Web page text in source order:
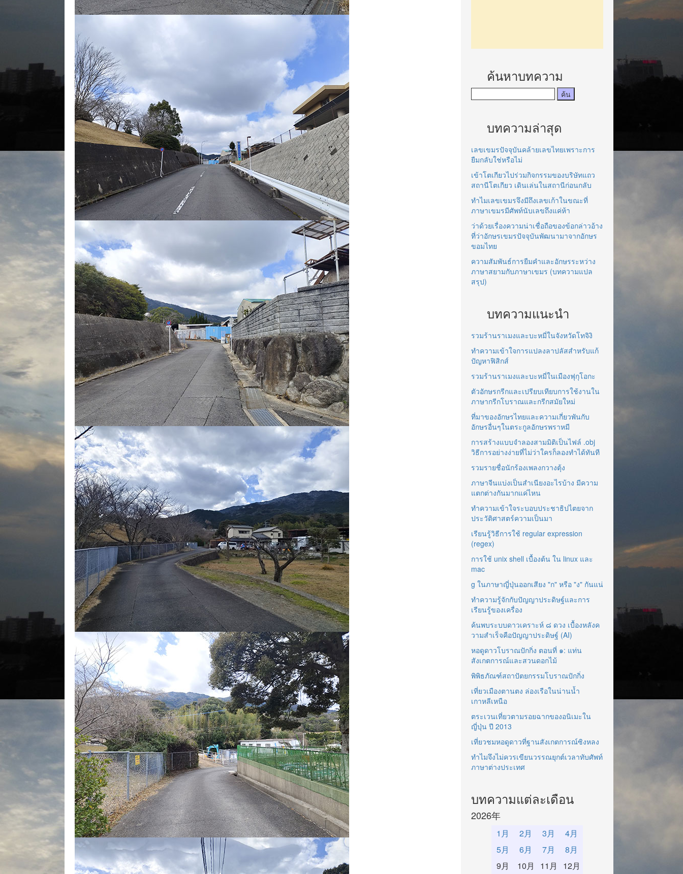
ค้นหาบทความ
บทความล่าสุด
เลขเขมรปัจจุบันคล้ายเลขไทยเพราะการ
ยืมกลับใช่หรือไม่
เข้าโตเกียวไปร่วมกิจกรรมของบริษัทแถว
สถานีโตเกียว เดินเล่นในสถานีก่อนกลับ
ทำไมเลขเขมรจึงมีถึงเลขเก้าในขณะที่
ภาษาเขมรมีศัพท์นับเลขถึงแค่ห้า
ว่าด้วยเรื่องความน่าเชื่อถือของข้อกล่าวอ้าง
ที่ว่าอักษรเขมรปัจจุบันพัฒนามาจากอักษร
ขอมไทย
ความสัมพันธ์การยืมคำและอักษรระหว่าง
ภาษาสยามกับภาษาเขมร (บทความแปล
สรุป)
บทความแนะนำ
รวมร้านราเมงและบะหมี่ในจังหวัดโทจิงิ
ทำความเข้าใจการแปลงลาปลัสสำหรับแก้
ปัญหาฟิสิกส์
รวมร้านราเมงและบะหมี่ในเมืองฟุกุโอกะ
ตัวอักษรกรีกและเปรียบเทียบการใช้งานใน
ภาษากรีกโบราณและกรีกสมัยใหม่
ที่มาของอักษรไทยและความเกี่ยวพันกับ
อักษรอื่นๆในตระกูลอักษรพราหมี
การสร้างแบบจำลองสามมิติเป็นไฟล์ .obj
วิธีการอย่างง่ายที่ไม่ว่าใครก็ลองทำได้ทันที
รวมรายชื่อนักร้องเพลงกวางตุ้ง
ภาษาจีนแบ่งเป็นสำเนียงอะไรบ้าง มีความ
แตกต่างกันมากแค่ไหน
ทำความเข้าใจระบอบประชาธิปไตยจาก
ประวัติศาสตร์ความเป็นมา
เรียนรู้วิธีการใช้ regular expression
(regex)
การใช้ unix shell เบื้องต้น ใน linux และ
mac
g ในภาษาญี่ปุ่นออกเสียง "ก" หรือ "ง" กันแน่
ทำความรู้จักกับปัญญาประดิษฐ์และการ
เรียนรู้ของเครื่อง
ค้นพบระบบดาวเคราะห์ ๘ ดวง เบื้องหลังค
วามสำเร็จคือปัญญาประดิษฐ์ (AI)
หอดูดาวโบราณปักกิ่ง ตอนที่ ๑: แท่น
สังเกตการณ์และสวนดอกไม้
พิพิธภัณฑ์สถาปัตยกรรมโบราณปักกิ่ง
เที่ยวเมืองตานตง ล่องเรือในน่านน้ำ
เกาหลีเหนือ
ตระเวนเที่ยวตามรอยฉากของอนิเมะใน
ญี่ปุ่น ปี 2013
เที่ยวชมหอดูดาวที่ฐานสังเกตการณ์ซิงหลง
ทำไมจึงไม่ควรเขียนวรรณยุกต์เวลาทับศัพท์
ภาษาต่างประเทศ
บทความแต่ละเดือน
2026年
1月 2月 3月
4月
5月
6月 7月
8月
9月
10月 11月 12月